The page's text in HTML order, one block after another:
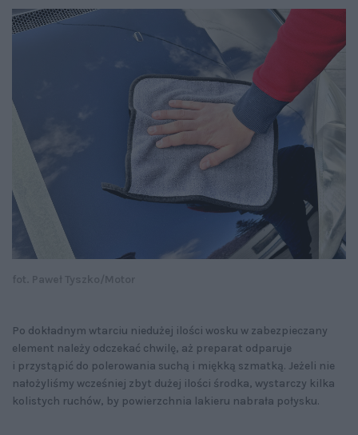
Po dokładnym wtarciu niedużej ilości wosku w zabezpieczany
element należy odczekać chwilę, aż preparat odparuje
i przystąpić do polerowania suchą i miękką szmatką. Jeżeli nie
nałożyliśmy wcześniej zbyt dużej ilości środka, wystarczy kilka
kolistych ruchów, by powierzchnia lakieru nabrała połysku.